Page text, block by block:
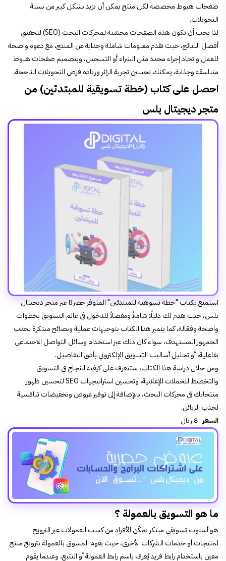
صفحات هبوط مخصصة لكل منتج يمكن أن يزيد بشكل كبير من نسبة
التحويلات.
لذا يجب أن تكون هذه الصفحات محسّنة لمحركات البحث (SEO) لتحقيق
أفضل النتائج، حيث تقدم معلومات شاملة وجذابة عن المنتج، مع دعوة واضحة
للعمل واتخاذ إجراء محدد مثل الشراء أو التسجيل، وبتصميم صفحات هبوط
متناسقة وجذابة، يمكنك تحسين تجربة الزائر وزيادة فرص التحويلات الناجحة.
احصل على كتاب (خطة تسويقية للمبتدئين) من
متجر ديجيتال بلس
استمتع بكتاب "خطة تسويقية للمبتدئين" المتوفر حصريًا عبر متجر ديجيتال
بلس، حيث يقدم لك دليلًا شاملاً ومفصلاً للدخول في عالم التسويق بخطوات
واضحة وفعّالة، كما يتميز هذا الكتاب بتوجيهات عملية ونصائح مبتكرة لجذب
الجمهور المستهدف، سواء كان ذلك عبر استخدام وسائل التواصل الاجتماعي
بفاعلية، أو تحليل أساليب التسويق الإلكتروني بأدق التفاصيل.
ومن خلال دراسة هذا الكتاب، ستتعرف علىكيفية النجاح في التسويق
والتخطيط للحملات الإعلانية، وتحسين استراتيجيات SEO لتحسين ظهور
منتجاتك في محركات البحث، بالإضافة إلى توفير عروض وتخفيضات تنافسية
لجذب الزبائن.
السعر: 8 ريال
ما هو التسويق بالعمولة ؟
هو أسلوب تسويقي مبتكر يمكّن الأفراد من كسب العمولات عبر الترويج
لمنتجات أو خدمات الشركات الأخرى، حيث يقوم المسوق بالعمولة بترويج منتج
معين باستخدام رابط فريد يُعرف باسم رابط العمولة أو التتبع، وعندما يقوم